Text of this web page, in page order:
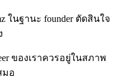
ในฐานะ founder ตัดสินใจ
ของเราควรอยู่ในสภาพ
มอ